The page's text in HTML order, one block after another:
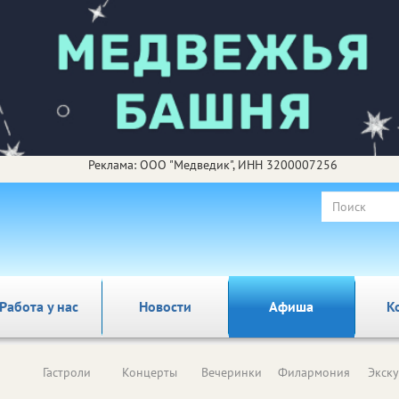
Реклама: ООО "Медведик", ИНН 3200007256
у нас Новости Афиша
Гастроли Концерты Вечеринки Филармония